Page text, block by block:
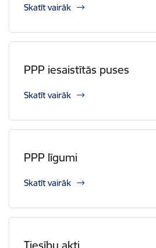
Skatīt vairāk
PPP iesaistītās puses
Skatīt vairāk
PPP līgumi
Skatīt vairāk
Tiesību akti